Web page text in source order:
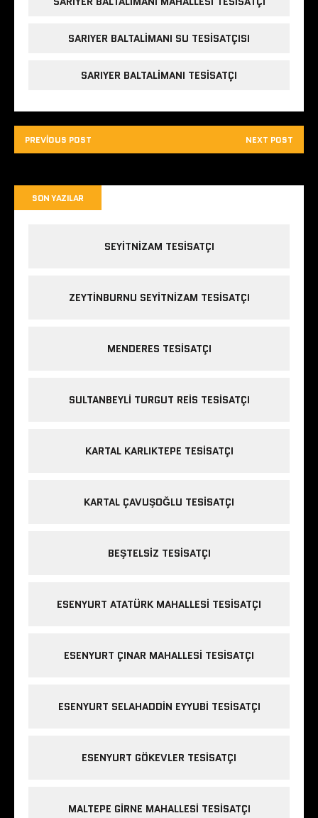
SARIYER BALTALIMANI SU TESISATÇISI
SARIYER BALTALIMANI TESISATÇI
PREVIOUS POST NEXT POST
SON YAZILAR
SEYITNIZAM TESISATÇI
ZEYTINBURNU SEYITNIZAM TESISATÇI
MENDERES TESISATÇI
SULTANBEYLI TURGUT REIS TESISATÇI
KARTAL KARLIKTEPE TESISATÇI
KARTAL ÇAVUŞOĞLU TESISATÇI
BEŞTELSIZ TESISATÇI
ESENYURT ATATÜRK MAHALLESI TESISATÇI
ESENYURT ÇINAR MAHALLESI TESISATÇI
ESENYURT SELAHADDIN EYYUBI TESISATÇI
ESENYURT GÖKEVLER TESISATÇI
MALTEPE GIRNE MAHALLESI TESISATÇI